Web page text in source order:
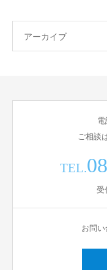
アーカイブ
ご相談
TEL.
受
お問